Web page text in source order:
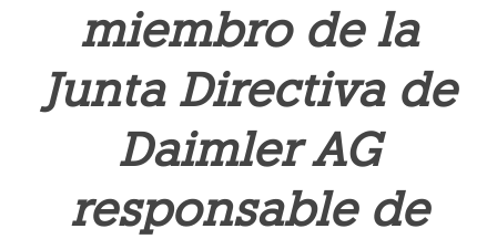
miembro de la
Junta Directiva de
Daimler AG
responsable de